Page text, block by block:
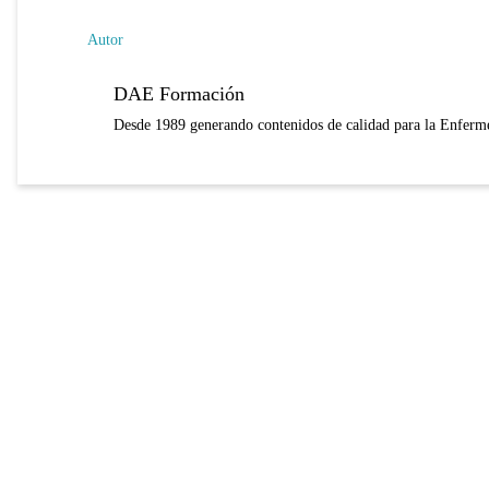
Autor
DAE Formación
Desde 1989 generando contenidos de calidad para la